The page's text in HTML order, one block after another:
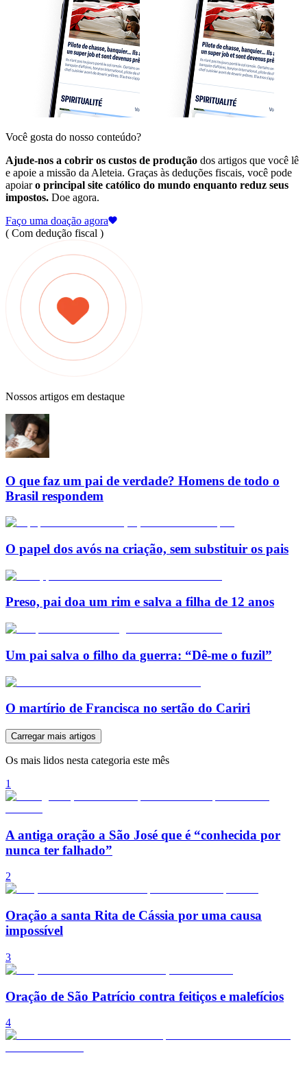
Você gosta do nosso conteúdo?
Ajude-nos a cobrir os custos de produção dos artigos que você lê
e apoie a missão da Aleteia. Graças às deduções fiscais, você pode
apoiaro principal site católico do mundo enquanto reduz seus
impostos. Doe agora.
Faço uma doação agora
( Com dedução fiscal )
Nossos artigos em destaque
O que faz um pai de verdade? Homens de todo o
Brasil respondem
O papel dos avós na criação, sem substituir os pais
Preso, pai doa um rim e salva a filha de 12 anos
Um pai salva o filho da guerra: “Dê-me o fuzil”
O martírio de Francisca no sertão do Cariri
Carregar mais artigos
Os mais lidos nesta categoria este mês
1
A antiga oração a São José que é “conhecida por
nunca ter falhado”
2
Oração a santa Rita de Cássia por uma causa
impossível
3
Oração de São Patrício contra feitiços e malefícios
4